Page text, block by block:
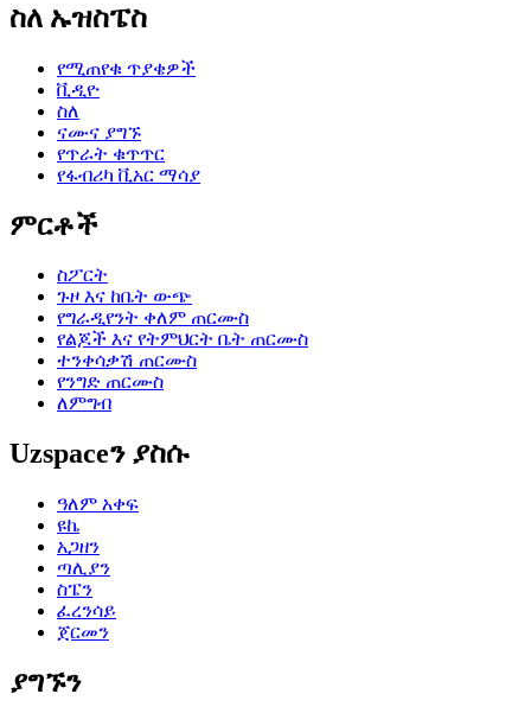
ስለ ኡዝስፔስ
የሚጠየቁ ጥያቄዎች
ቪዲዮ
ስለ
ናሙና ያግኙ
የጥራት ቁጥጥር
የፋብሪካ ቪአር ማሳያ
ምርቶች
ስፖርት
ጉዞ እና ከቤት ውጭ
የግራዲየንት ቀለም ጠርሙስ
የልጆች እና የትምህርት ቤት ጠርሙስ
ተንቀሳቃሽ ጠርሙስ
የንግድ ጠርሙስ
ለምግብ
Uzspaceን ያስሱ
ዓለም አቀፍ
ዩኬ
አጋዘን
ጣሊያን
ስፔን
ፈረንሳይ
ጀርመን
ያግኙን